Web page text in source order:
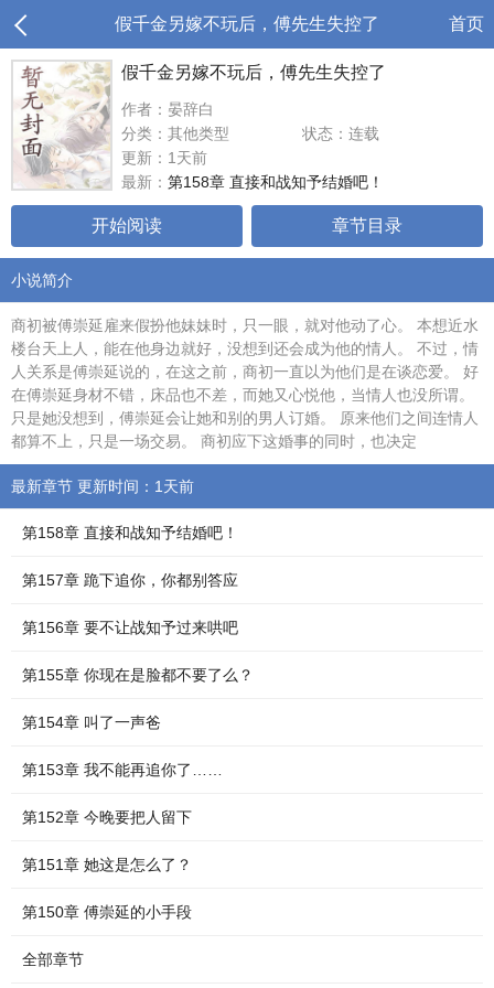
假千金另嫁不玩后，傅先生失控了 首页
假千金另嫁不玩后，傅先生失控了
作者：晏辞白
分类：其他类型
状态：连载
更新：1天前
最新： 第158章 直接和战知予结婚吧！
开始阅读 章节目录
小说简介
商初被傅崇延雇来假扮他妹妹时，只一眼，就对他动了心。 本想近水
楼台天上人，能在他身边就好，没想到还会成为他的情人。 不过，情
人关系是傅崇延说的，在这之前，商初一直以为他们是在谈恋爱。 好
在傅崇延身材不错，床品也不差，而她又心悦他，当情人也没所谓。
只是她没想到，傅崇延会让她和别的男人订婚。 原来他们之间连情人
都算不上，只是一场交易。 商初应下这婚事的同时，也决定
最新章节 更新时间：1天前
第158章 直接和战知予结婚吧！
第157章 跪下追你，你都别答应
第156章 要不让战知予过来哄吧
第155章 你现在是脸都不要了么？
第154章 叫了一声爸
第153章 我不能再追你了……
第152章 今晚要把人留下
第151章 她这是怎么了？
第150章 傅崇延的小手段
全部章节